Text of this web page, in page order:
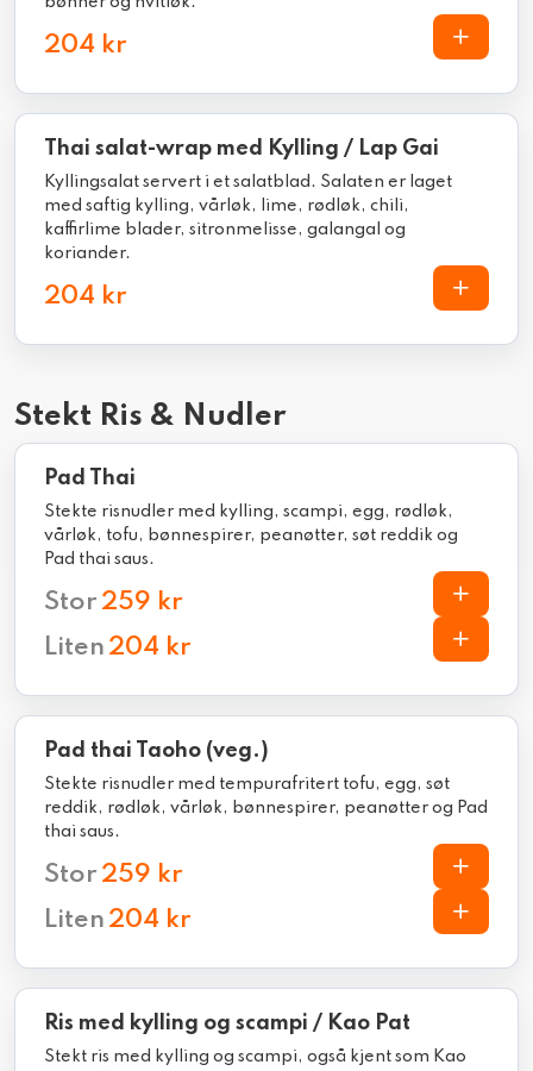
204 kr
Thai salat-wrap med Kylling / Lap Gai
Kyllingsalat servert i et salatblad. Salaten er laget
med saftig kylling, vårløk, lime, rødløk, chili,
kaffirlime blader, sitronmelisse, galangal og
koriander.
204 kr
Stekt Ris & Nudler
Pad Thai
Stekte risnudler med kylling, scampi, egg, rødløk,
vårløk, tofu, bønnespirer, peanøtter, søt reddik og
Pad thai saus.
Stor 259 kr
Liten 204 kr
Pad thai Taoho (veg.)
Stekte risnudler med tempurafritert tofu, egg, søt
reddik, rødløk, vårløk, bønnespirer, peanøtter og Pad
thai saus.
Stor 259 kr
Liten 204 kr
Ris med kylling og scampi / Kao Pat
Stekt ris med kylling og scampi, også kjent som Kao